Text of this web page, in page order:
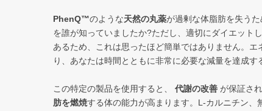
PhenQ™のような天然の丸薬が過剰な体脂肪を失う
を誰が知っていましたか?ただし、適切にダイエット
あるため、これは思ったほど簡単ではありません。エ
り、あなたは時間とともに非常に必要な減量を達成す
この特定の製品を使用すると、 代謝の改善 が保証さ
肪を燃焼する体の能力が高まります。L-カルニチン、